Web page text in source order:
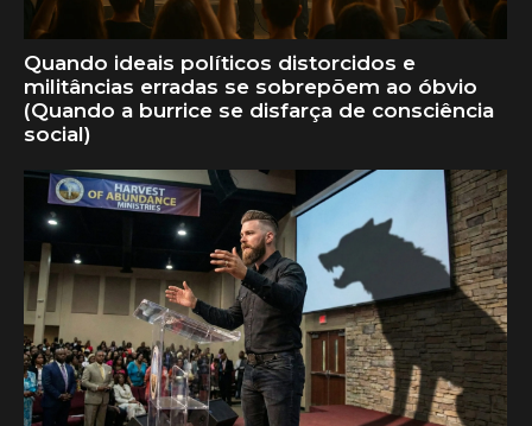
Quando ideais políticos distorcidos e
militâncias erradas se sobrepõem ao óbvio
(Quando a burrice se disfarça de consciência
social)